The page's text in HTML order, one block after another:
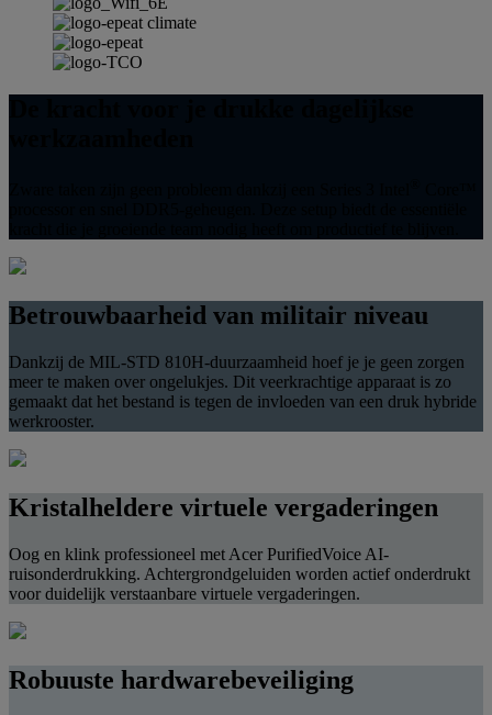
Betrouwbaarheid van militair niveau
Dankzij de MIL-STD 810H-duurzaamheid hoef je je geen zorgen
meer te maken over ongelukjes. Dit veerkrachtige apparaat is zo
gemaakt dat het bestand is tegen de invloeden van een druk hybride
werkrooster.
Kristalheldere virtuele vergaderingen
Oog en klink professioneel met Acer PurifiedVoice AI-
ruisonderdrukking. Achtergrondgeluiden worden actief onderdrukt
voor duidelijk verstaanbare virtuele vergaderingen.
Robuuste hardwarebeveiliging